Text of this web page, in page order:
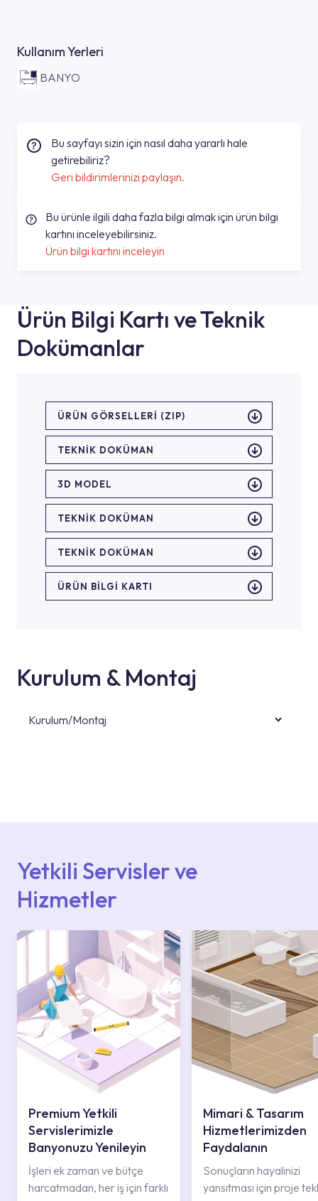
Kullanım Yerleri
BANYO
Bu sayfayı sizin için nasıl daha yararlı hale
getirebiliriz?
Geri bildirimlerinizi paylaşın.
Bu ürünle ilgili daha fazla bilgi almak için ürün bilgi
kartını inceleyebilirsiniz.
Ürün bilgi kartını inceleyin
Ürün Bilgi Kartı ve Teknik
Dokümanlar
ÜRÜN GÖRSELLERI (ZIP)
TEKNİK DOKÜMAN
3D MODEL
TEKNİK DOKÜMAN
TEKNİK DOKÜMAN
ÜRÜN BILGI KARTI
Kurulum & Montaj
Kurulum/Montaj
Yetkili Servisler ve
Hizmetler
Premium Yetkili
Servislerimizle
Banyonuzu Yenileyin
İşleri ek zaman ve bütçe
harcatmadan, her iş için farklı
Mimari & Tasarım
Hizmetlerimizden
Faydalanın
Sonuçların hayalinizi
yansıtması için proje